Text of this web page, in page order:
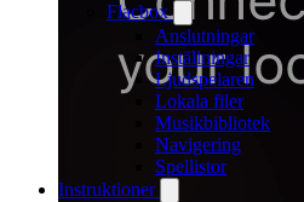
Flacbox
Anslutningar
Inställningar
Ljudspelaren
Lokala filer
Musikbibliotek
Navigering
Spellistor
Instruktioner